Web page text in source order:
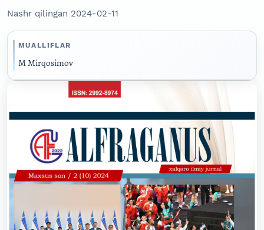
Nashr qilingan 2024-02-11
MUALLIFLAR
M Mirqosimov